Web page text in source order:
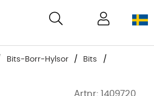
Bits-Borr-Hylsor
Bits
Artnr: 1409720